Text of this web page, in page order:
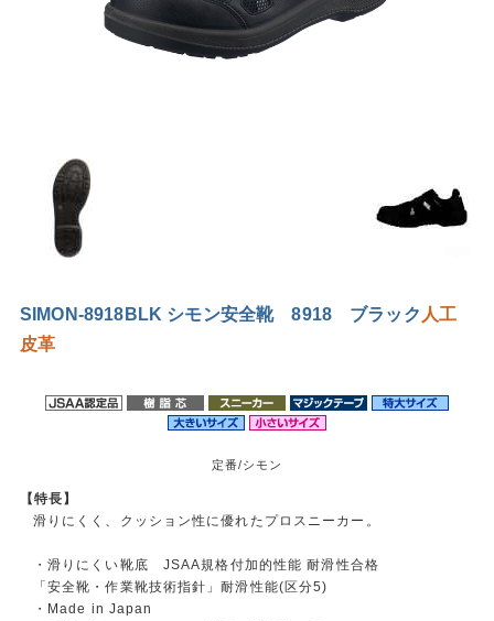
SIMON-8918BLK シモン安全靴 8918 ブラック 人工
皮革
定番/シモン
【特長】
滑りにくく、クッション性に優れたプロスニーカー。
・滑りにくい靴底 JSAA規格付加的性能 耐滑性合格
「安全靴・作業靴技術指針」耐滑性能(区分5)
・Made in Japan